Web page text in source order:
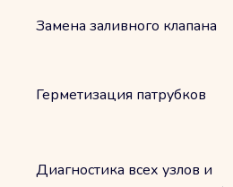
Замена заливного клапана
Герметизация патрубков
Диагностика всех узлов и